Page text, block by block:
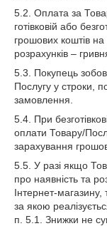
5.2. Оплата за
готівковій або
грошових коштів
розрахунків –
5.3. Покупець
Послугу у строки,
замовлення.
5.4. При
оплати Товару/
зарахування
5.5. У разі якщо
про наявність та
Інтернет-
за якою
п. 5.1. Знижки не